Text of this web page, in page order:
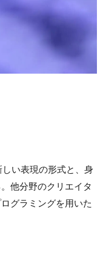
い表現の形式と、身
他分野のクリエイタ
グラミングを用いた